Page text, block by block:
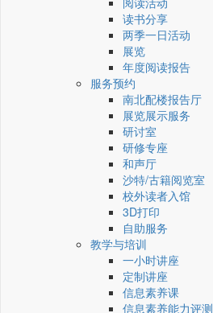
读书分享
两季一日活动
展览
年度阅读报告
服务预约
南北配楼报告厅
展览展示服务
研讨室
研修专座
和声厅
沙特/古籍阅览室
校外读者入馆
3D打印
自助服务
教学与培训
一小时讲座
定制讲座
信息素养课
信息素养能力评测